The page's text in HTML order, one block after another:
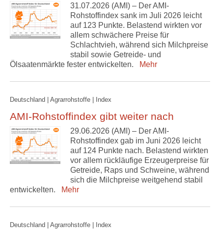
31.07.2026 (AMI) – Der AMI-
Rohstoffindex sank im Juli 2026 leicht
auf 123 Punkte. Belastend wirkten vor
allem schwächere Preise für
Schlachtvieh, während sich Milchpreise
stabil sowie Getreide- und
Ölsaatenmärkte fester entwickelten.
Mehr
Deutschland | Agrarrohstoffe | Index
AMI-Rohstoffindex gibt weiter nach
29.06.2026 (AMI) – Der AMI-
Rohstoffindex gab im Juni 2026 leicht
auf 124 Punkte nach. Belastend wirkten
vor allem rückläufige Erzeugerpreise für
Getreide, Raps und Schweine, während
sich die Milchpreise weitgehend stabil
entwickelten.
Mehr
Deutschland | Agrarrohstoffe | Index